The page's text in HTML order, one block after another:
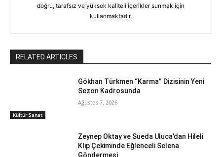
doğru, tarafsız ve yüksek kaliteli içerikler sunmak için
kullanmaktadır.
RELATED ARTICLES
Kültür Sanat
Gökhan Türkmen “Karma” Dizisinin Yeni
Sezon Kadrosunda
Ağustos 7, 2026
Zeynep Oktay ve Sueda Uluca’dan Hileli
Klip Çekiminde Eğlenceli Selena
Göndermesi